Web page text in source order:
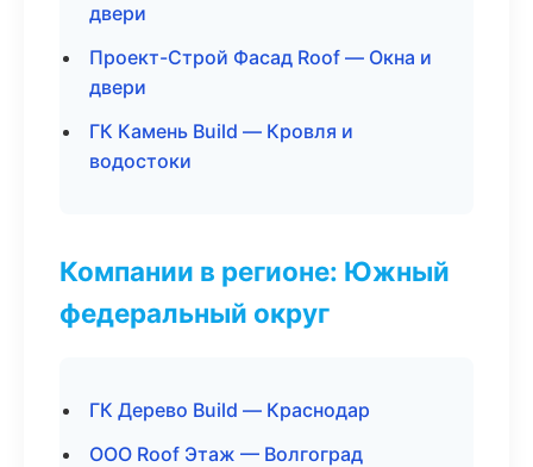
двери
Проект-Строй Фасад Roof — Окна и
двери
ГК Камень Build — Кровля и
водостоки
Компании в регионе: Южный
федеральный округ
ГК Дерево Build — Краснодар
ООО Roof Этаж — Волгоград